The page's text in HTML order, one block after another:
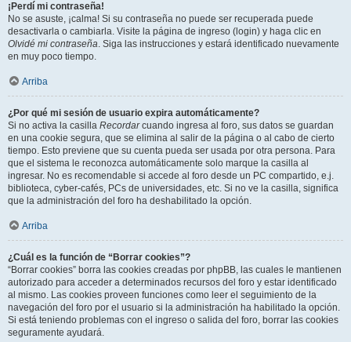
¡Perdí mi contraseña!
No se asuste, ¡calma! Si su contraseña no puede ser recuperada puede
desactivarla o cambiarla. Visite la página de ingreso (login) y haga clic en
Olvidé mi contraseña. Siga las instrucciones y estará identificado nuevamente
en muy poco tiempo.
Arriba
¿Por qué mi sesión de usuario expira automáticamente?
Si no activa la casilla Recordarcuando ingresa al foro, sus datos se guardan
en una cookie segura, que se elimina al salir de la página o al cabo de cierto
tiempo. Esto previene que su cuenta pueda ser usada por otra persona. Para
que el sistema le reconozca automáticamente solo marque la casilla al
ingresar. No es recomendable si accede al foro desde un PC compartido, e.j.
biblioteca, cyber-cafés, PCs de universidades, etc. Si no ve la casilla, significa
que la administración del foro ha deshabilitado la opción.
Arriba
¿Cuál es la función de “Borrar cookies”?
“Borrar cookies” borra las cookies creadas por phpBB, las cuales le mantienen
autorizado para acceder a determinados recursos del foro y estar identificado
al mismo. Las cookies proveen funciones como leer el seguimiento de la
navegación del foro por el usuario si la administración ha habilitado la opción.
Si está teniendo problemas con el ingreso o salida del foro, borrar las cookies
seguramente ayudará.